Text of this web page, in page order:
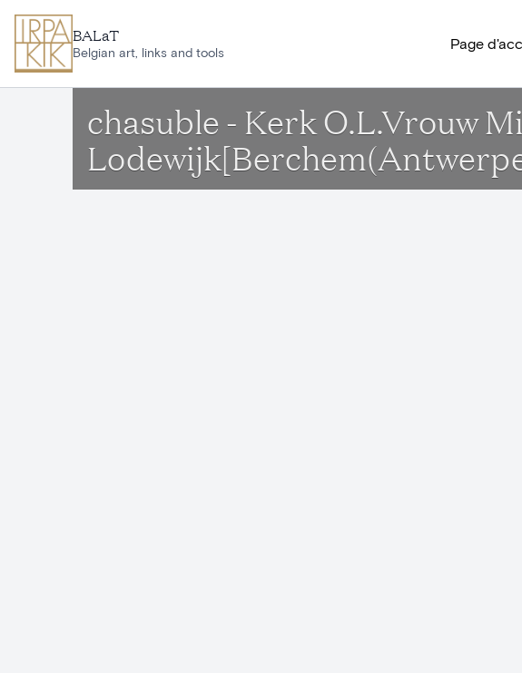
BALaT
Belgian art, links and tools
Page
chasuble - Kerk O.L.Vrouw